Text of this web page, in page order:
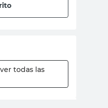
todas las